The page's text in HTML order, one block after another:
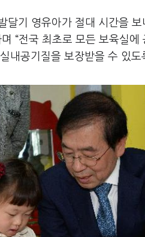
달기 영유아가 절대 시간을
“전국 최초로 모든 보육실
내공기질을 보장받을 수 있도